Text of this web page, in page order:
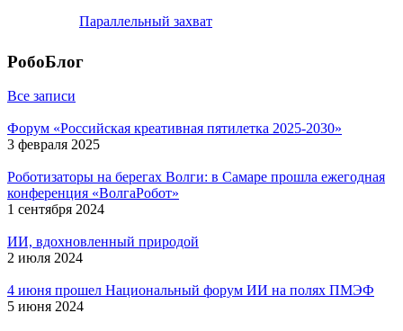
Параллельный захват
РобоБлог
Все записи
Форум «Российская креативная пятилетка 2025-2030»
3 февраля 2025
Роботизаторы на берегах Волги: в Самаре прошла ежегодная
конференция «ВолгаРобот»
1 сентября 2024
ИИ, вдохновленный природой
2 июля 2024
4 июня прошел Национальный форум ИИ на полях ПМЭФ
5 июня 2024